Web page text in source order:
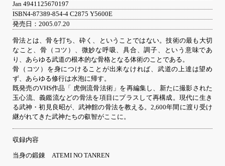
Jan 4941125670197
ISBN4-87389-854-4 C2875 Y5600E
発売日：2005.07.20
骨法とは、骨を打ち、砕く、ということではない。技術の最も大切
なこと、骨（コツ）、微妙な呼吸、具合、調子、という意味であ
り、あらゆる武道の根本的な骨格となる体術のことである。
骨（コツ）を身につけることが出来なければ、武道の上達は望め
ず、あらゆる修行は水泡に帰す。
既発売のVHS作品「 虎倒流骨法術」を再編集し、新たに撮影された
玉心流、義鑑流などの骨法を項目にプラスして再構成。現代に生き
る武神・初見良昭が、武神館の骨法を教える。2,600年間に渡り受け
継がれてきた武神たちの叡智がここに。
収録内容
当身の鍛錬 ATEMI NO TANREN